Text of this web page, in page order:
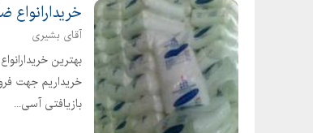
آقای بشیری
بهترین
خریداریم جهت
بازیافتی آسی...